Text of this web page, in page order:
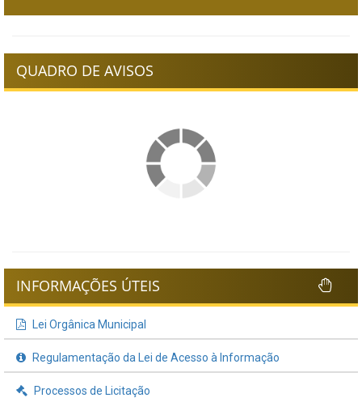
QUADRO DE AVISOS
INFORMAÇÕES ÚTEIS
Lei Orgânica Municipal
Regulamentação da Lei de Acesso à Informação
Processos de Licitação